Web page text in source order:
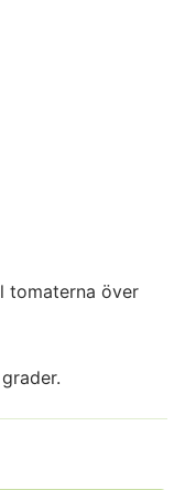
tomaterna över